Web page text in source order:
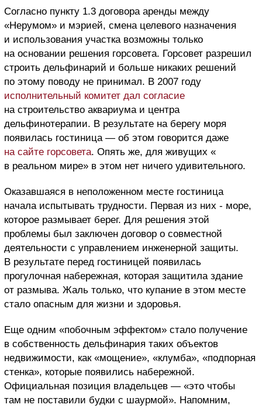
Согласно пункту 1.3 договора аренды между
«Нерумом» и мэрией, смена целевого назначения
и использования участка возможны только
на основании решения горсовета. Горсовет разрешил
строить дельфинарий и больше никаких решений
по этому поводу не принимал. В 2007 году
исполнительный комитет дал согласие
на строительство аквариума и центра
дельфинотерапии. В результате на берегу моря
появилась гостиница — об этом говорится даже
на сайте горсовета. Опять же, для живущих «
в реальном мире» в этом нет ничего удивительного.
Оказавшаяся в неположенном месте гостиница
начала испытывать трудности. Первая из них - море,
которое размывает берег. Для решения этой
проблемы был заключен договор о совместной
деятельности с управлением инженерной защиты.
В результате перед гостиницей появилась
прогулочная набережная, которая защитила здание
от размыва. Жаль только, что купание в этом месте
стало опасным для жизни и здоровья.
Еще одним «побочным эффектом» стало получение
в собственность дельфинария таких объектов
недвижимости, как «мощение», «клумба», «подпорная
стенка», которые появились набережной.
Официальная позиция владельцев — «это чтобы
там не поставили будки с шаурмой». Напомним,